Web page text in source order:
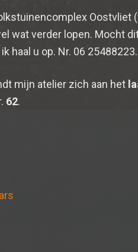
Oostvliet
wat verder lopen. Mocht
haal u op. Nr. 06 25488223.
mijn atelier zich aan het
62.